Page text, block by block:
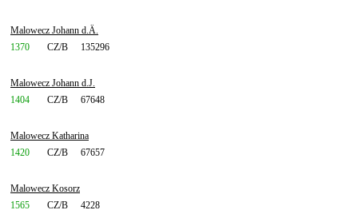
Malowecz Johann d.Ä.
1370
CZ/B 135296
Malowecz Johann d.J.
1404
CZ/B 67648
Malowecz Katharina
1420
CZ/B 67657
Malowecz Kosorz
1565
CZ/B 4228